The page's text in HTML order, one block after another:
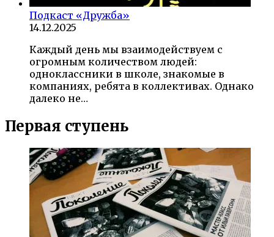
Подкаст «Дружба»
14.12.2025
Каждый день мы взаимодействуем с
огромным количеством людей:
одноклассники в школе, знакомые в
компаниях, ребята в коллективах. Однако
далеко не…
Первая ступень